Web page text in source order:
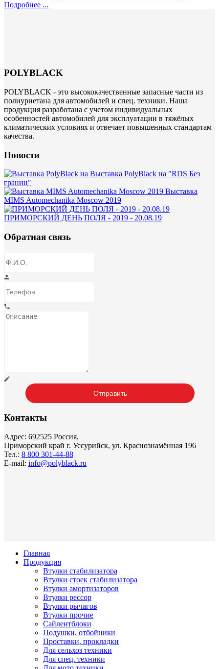
Подробнее ...
POLYBLACK
POLYBLACK - это высококачественные запасные части из
полиуриетана для автомобилей и спец. техники. Наша
продукция разработана с учетом индивидуальных
особенностей автомобилей для эксплуатации в тяжёлых
климатических условиях и отвечает повышенных стандартам
качества.
Новости
Выставка PolyBlack на "RDS Без
границ"
Выставка
MIMS Automechanika Moscow 2019
ПРИМОРСКИЙ ДЕНЬ ПОЛЯ - 2019 - 20.08.19
Обратная связь
Контакты
Адрес: 692525 Россия,
Приморский край г. Уссурийск, ул. Краснознамённая 196
Тел.: 8 800 301-44-88
E-mail: info@polyblack.ru
Главная
Продукция
Втулки стабилизатора
Втулки стоек стабилизатора
Втулки амортизаторов
Втулки рессор
Втулки рычагов
Втулки прочие
Сайлентблоки
Подушки, отбойники
Проставки, прокладки
Для сельхоз техники
Для спец. техники